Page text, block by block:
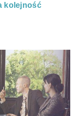
kolejność